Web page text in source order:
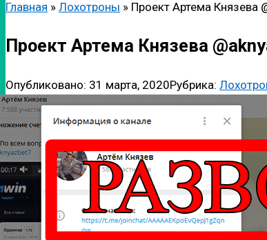
Главная » Лохотроны » Проект Артема Князева
Проект Артема Князева
Опубликовано: 31 марта, 2020Рубрика: